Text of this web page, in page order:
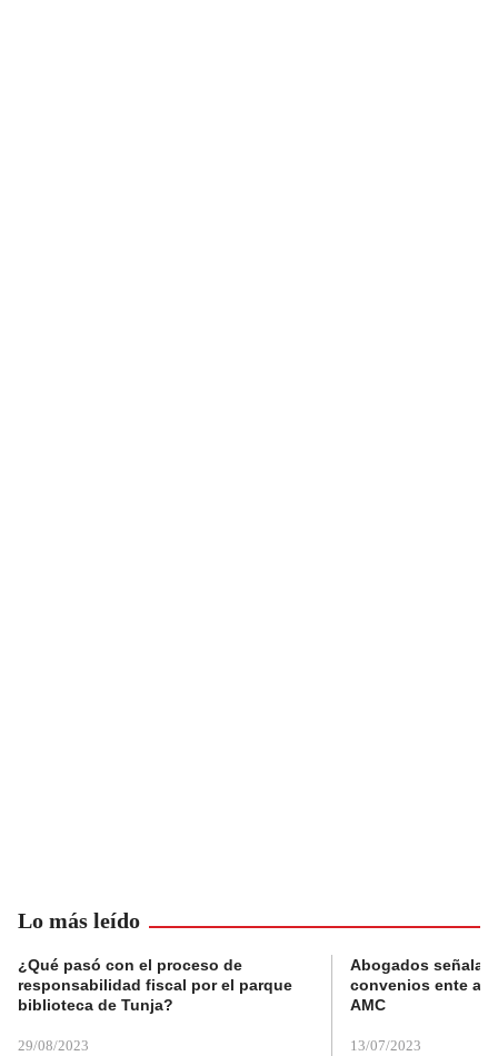
Lo más leído
¿Qué pasó con el proceso de
responsabilidad fiscal por el parque
biblioteca de Tunja?
29/08/2023
Abogados
convenios ente
AMC
13/07/2023